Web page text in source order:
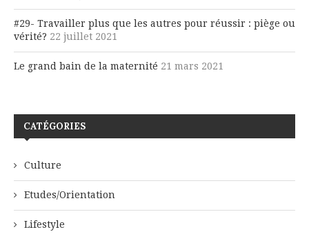
#29- Travailler plus que les autres pour réussir : piège ou
vérité? 22 juillet 2021
Le grand bain de la maternité 21 mars 2021
CATÉGORIES
Culture
Etudes/Orientation
Lifestyle